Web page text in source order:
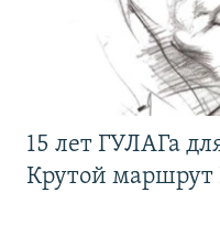
15 лет ГУЛАГа
Крутой маршрут